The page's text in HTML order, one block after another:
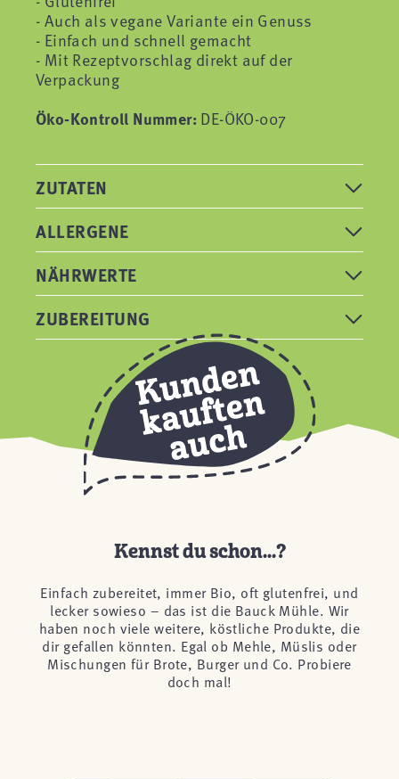
- Auch als vegane Variante ein Genuss
- Einfach und schnell gemacht
- Mit Rezeptvorschlag direkt auf der
Verpackung
Öko-Kontroll Nummer: DE-ÖKO-007
ZUTATEN
ALLERGENE
NÄHRWERTE
ZUBEREITUNG
Kennst du schon...?
Einfach zubereitet, immer Bio, oft glutenfrei, und
lecker sowieso – das ist die Bauck Mühle. Wir
haben noch viele weitere, köstliche Produkte, die
dir gefallen könnten. Egal ob Mehle, Müslis oder
Mischungen für Brote, Burger und Co. Probiere
doch mal!